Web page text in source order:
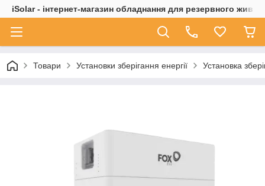
iSolar - інтернет-магазин обладнання для резервного
Товари Установки зберігання енергії Установка